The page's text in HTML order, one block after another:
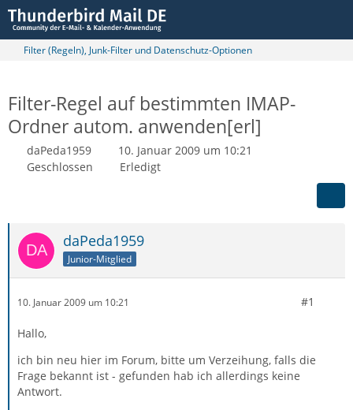
Filter (Regeln), Junk-Filter und Datenschutz-Optionen
Filter-Regel auf bestimmten IMAP-
Ordner autom. anwenden[erl]
daPeda1959
10. Januar 2009 um 10:21
Geschlossen
Erledigt
daPeda1959
Junior-Mitglied
10. Januar 2009 um 10:21 #1
Hallo,
ich bin neu hier im Forum, bitte um Verzeihung, falls die
Frage bekannt ist - gefunden hab ich allerdings keine
Antwort.